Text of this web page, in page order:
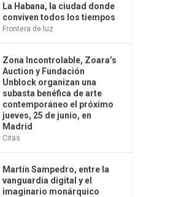
La Habana, la ciudad donde
conviven todos los tiempos
Frontera de luz
Zona Incontrolable, Zoara’s
Auction y Fundación
Unblock organizan una
subasta benéfica de arte
contemporáneo el próximo
jueves, 25 de junio, en
Madrid
Citas
Martín Sampedro, entre la
vanguardia digital y el
imaginario monárquico